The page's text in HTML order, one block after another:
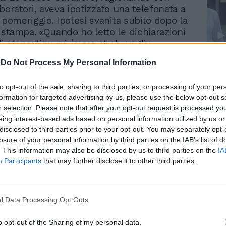
Do Not Process My Personal Information
opt-out of the sale, sharing to third parties, or processing of your
for targeted advertising by us, please use the below opt-out
selection. Please note that after your opt-out request is processed
interest-based ads based on personal information utilized by us
to third parties prior to your opt-out. You may separately
of your personal information by third parties on the IAB’s list of
This information may also be disclosed by us to third parties on the
Participants that may further disclose it to other third parties.
Data Processing Opt Outs
opt-out of the Sharing of my personal data.
aveva ipotizzato una telefonata a
Ipotesi svanita subito dopo la
«Quando ho letto le dichiarazioni
stamattina mi è passata la voglia»,
dell'anniversario dei Patti Lateranensi. Il
del Pd «sono un fatto che non richiede
riguarda un'altra casa e io, per
sono mai entrato nelle cose di
altre forze politiche». Il momento politico
E non solo per il Pd. Anche la
in questo momento è un po' in
all'improvviso dell'interlocutore
Cavaliere per il vertice di maggioranza a
lo descrive quasi incredulo di fronte
rovescio nel centrosinistra,
di ciò che potrà accadere in quel mondo
Trump, Meloni e la strategia
americana